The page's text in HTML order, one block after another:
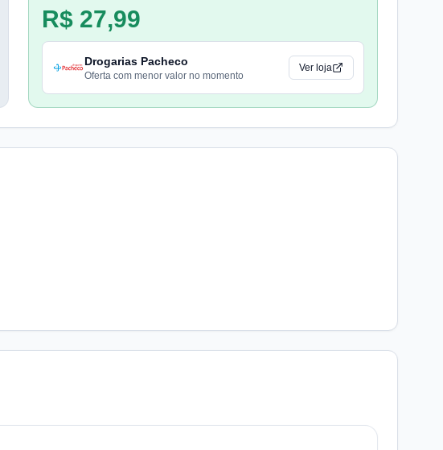
R$ 27,99
Drogarias Pacheco
Oferta com menor valor no momento
Ver loja